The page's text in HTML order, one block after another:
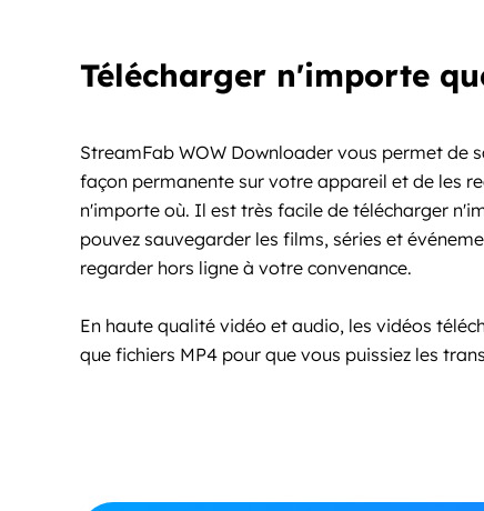
Télécharger n'importe
StreamFab WOW Downloader vous permet de
façon permanente sur votre appareil et de les
n'importe où. Il est très facile de télécharger
pouvez sauvegarder les films, séries et
regarder hors ligne à votre convenance.
En haute qualité vidéo et audio, les vidéos
que fichiers MP4 pour que vous puissiez les